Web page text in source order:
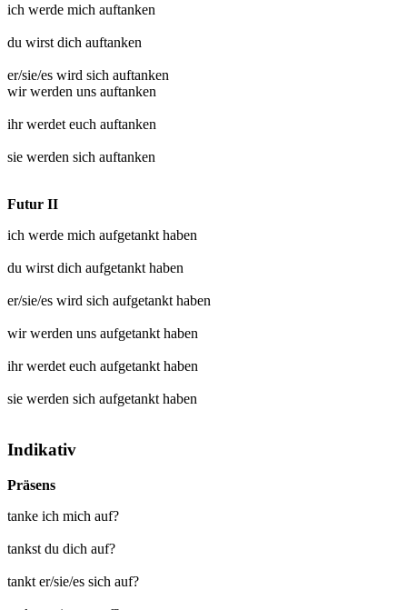
ich werde mich auftanken
du wirst dich auftanken
er/sie/es wird sich auftanken
wir werden uns auftanken
ihr werdet euch auftanken
sie werden sich auftanken
Futur II
ich werde mich aufgetankt haben
du wirst dich aufgetankt haben
er/sie/es wird sich aufgetankt haben
wir werden uns aufgetankt haben
ihr werdet euch aufgetankt haben
sie werden sich aufgetankt haben
Indikativ
Präsens
tanke ich mich auf?
tankst du dich auf?
tankt er/sie/es sich auf?